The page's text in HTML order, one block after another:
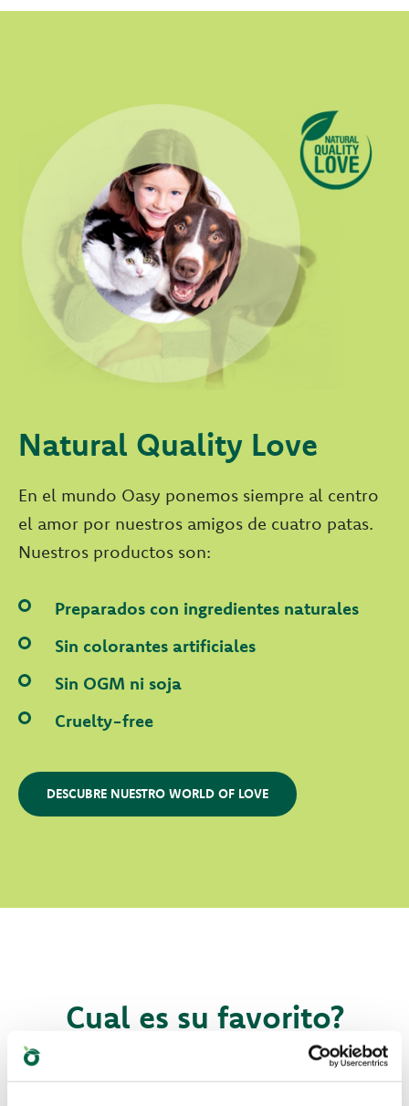
Natural Quality Love
En el mundo Oasy ponemos siempre al centro
el amor por nuestros amigos de cuatro patas.
Nuestros productos son:
Preparados con ingredientes naturales
Sin colorantes artificiales
Sin OGM ni soja
Cruelty-free
DESCUBRE NUESTRO WORLD OF LOVE
Cual es su favorito?
Descubre nuestros mejores productos para tu